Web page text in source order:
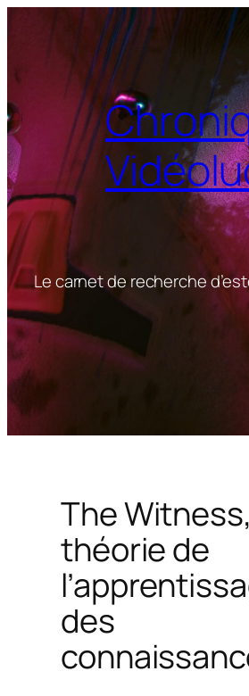
Le carnet de recherche
The
théorie de
des